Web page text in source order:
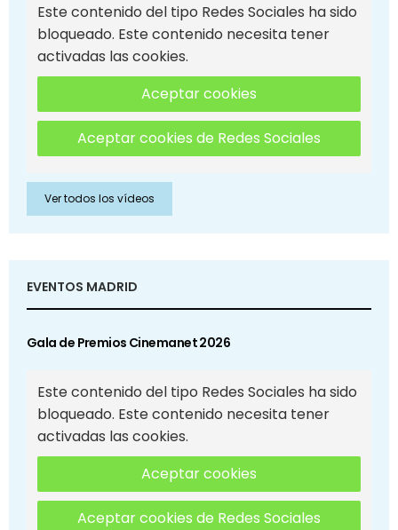
Este contenido del tipo Redes Sociales ha sido
bloqueado. Este contenido necesita tener
activadas las cookies.
Aceptar cookies
Aceptar cookies de Redes Sociales
Ver todos los vídeos
EVENTOS MADRID
Gala de Premios Cinemanet 2026
Este contenido del tipo Redes Sociales ha sido
bloqueado. Este contenido necesita tener
activadas las cookies.
Aceptar cookies
Aceptar cookies de Redes Sociales